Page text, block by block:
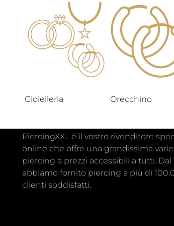
Gioielleria Orecchino
PiercingXXL è il vostro rivenditore
online che offre una grandissima
piercing a prezzi accessibili a tutti. Dal
abbiamo fornito piercing a più di
clienti soddisfatti.